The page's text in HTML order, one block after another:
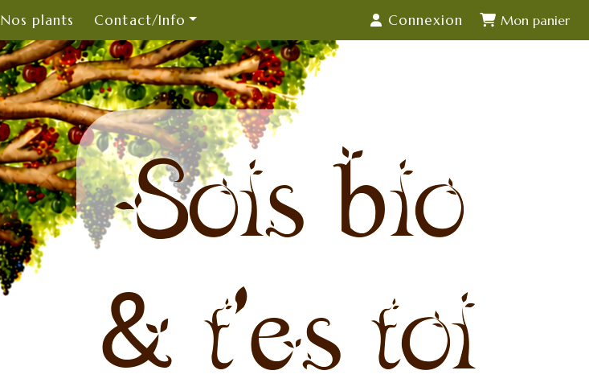
Nos plants Contact/Info Connexion
Sois bio
& t'es toi